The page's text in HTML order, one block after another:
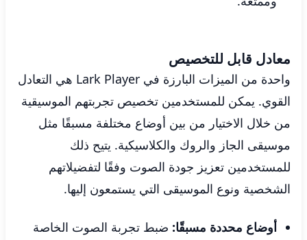
معادل قابل للتخصيص
واحدة من الميزات البارزة في Lark Player هي التعادل
القوي. يمكن للمستخدمين تخصيص تجربتهم الموسيقية
من خلال الاختيار من بين أوضاع مختلفة مسبقًا مثل
موسيقى الجاز والروك والكلاسيكية. يتيح ذلك
للمستخدمين تعزيز جودة الصوت وفقًا لتفضيلاتهم
الشخصية ونوع الموسيقى التي يستمعون إليها.
أوضاع محددة مسبقًا: ضبط تجربة الصوت الخاصة